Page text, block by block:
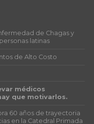
de Chagas y
latinas
de Alto Costo
médicos
que motivarlos.
60 años de trayectoria
en la Catedral Primada